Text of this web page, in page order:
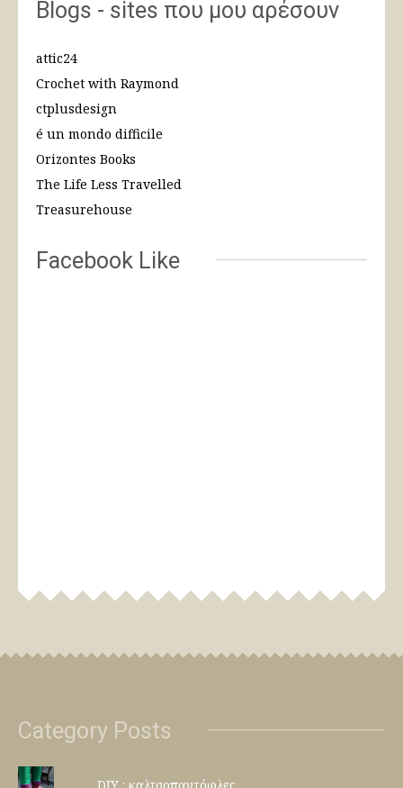
Blogs - sites που μου αρέσουν
attic24
Crochet with Raymond
ctplusdesign
é un mondo difficile
Orizontes Books
The Life Less Travelled
Treasurehouse
Facebook Like
Category Posts
DIY : καλτσοπαντόφλες